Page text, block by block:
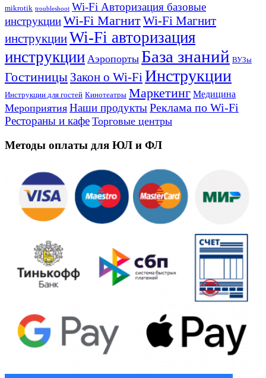
mikrotik troubleshoot Wi-Fi Авторизация базовые
инструкцииWi-Fi МагнитWi-Fi Магнит
инструкцииWi-Fi авторизация
инструкции Аэропорты База знаний ВУЗы
Гостиницы Закон о Wi-FiИнструкции
Инструкции для гостей Кинотеатры Маркетинг Медицина
Мероприятия Наши продуктыРеклама по Wi-Fi
Рестораны и кафе Торговые центры
Методы оплаты для ЮЛ и ФЛ